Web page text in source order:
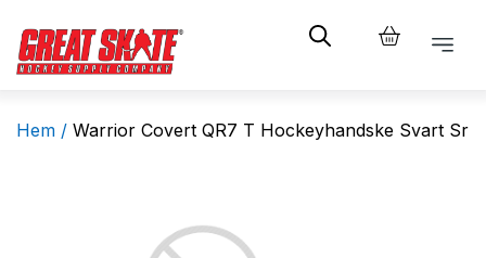
Hem / Warrior Covert QR7 T Hockeyhandske Svart Sr